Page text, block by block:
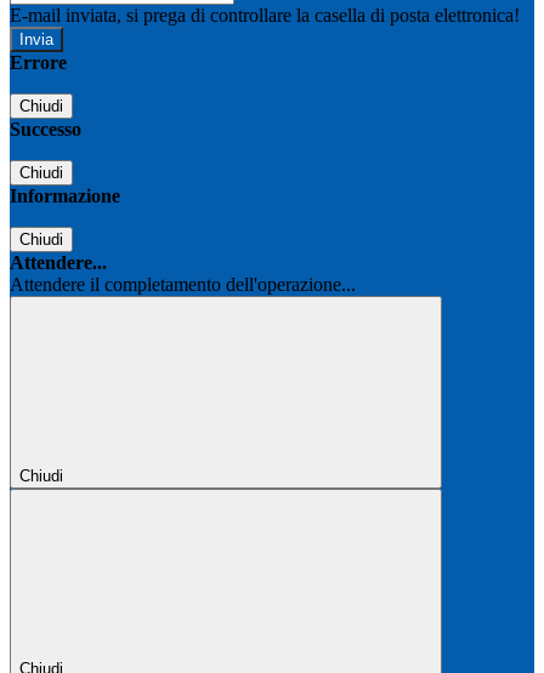
E-mail inviata, si prega di controllare la casella di posta elettronica!
Errore
Chiudi
Successo
Chiudi
Informazione
Chiudi
Attendere...
Attendere il completamento dell'operazione...
Chiudi
Chiudi